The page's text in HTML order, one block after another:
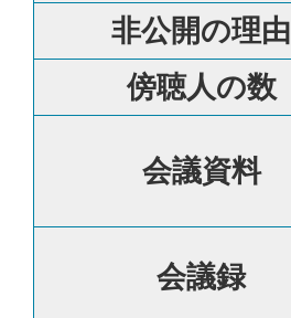
非公開の理由
傍聴人の数
会議資料
会議録